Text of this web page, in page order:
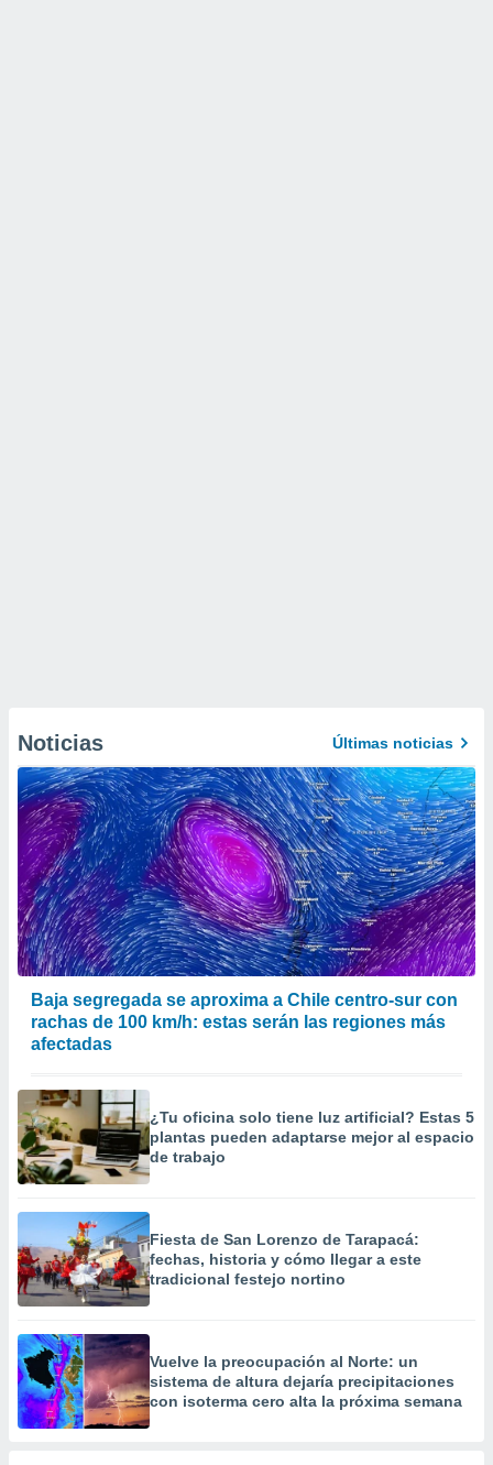
Noticias Últimas noticias
Baja segregada se aproxima a Chile centro-sur con
rachas de 100 km/h: estas serán las regiones más
afectadas
¿Tu oficina solo tiene luz artificial? Estas 5
plantas pueden adaptarse mejor al espacio
de trabajo
Fiesta de San Lorenzo de Tarapacá:
fechas, historia y cómo llegar a este
tradicional festejo nortino
Vuelve la preocupación al Norte: un
sistema de altura dejaría precipitaciones
con isoterma cero alta la próxima semana